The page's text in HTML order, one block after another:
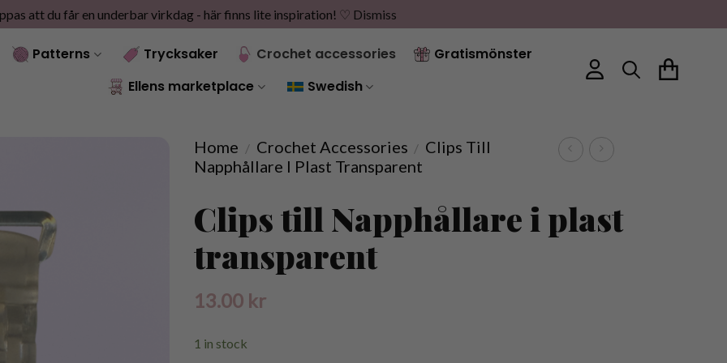
att du får en underbar virkdag - här finns lite inspiration! ♡ Dismiss
Patterns Trycksaker Crochet accessories
Gratismönster
Ellens marketplace
Swedish
Home / Crochet Accessories / Clips Till
Napphållare I Plast Transparent
Clips till Napphållare i plast
transparent
13.00 kr
1 in stock